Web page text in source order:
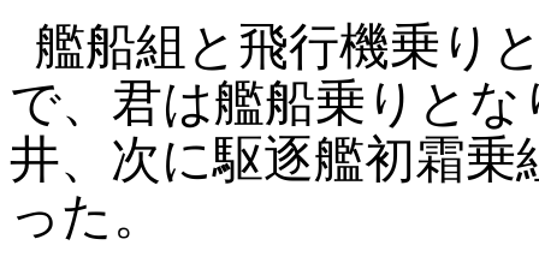
艦船組と飛行機乗り
で、君は艦船乗りと
井、次に駆逐艦初霜
った。